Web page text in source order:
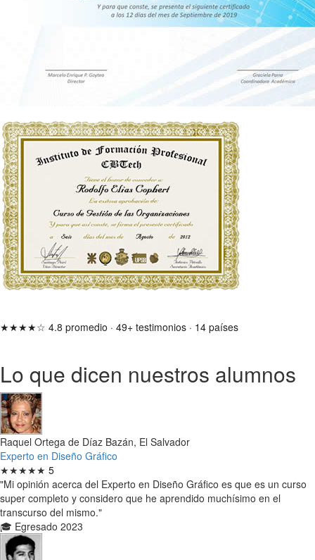
★★★★☆ 4.8 promedio · 49+ testimonios · 14 países
Lo que dicen nuestros alumnos
Raquel Ortega de Díaz Bazán, El Salvador
Experto en Diseño Gráfico
★★★★★ 5
"Mi opinión acerca del Experto en Diseño Gráfico es que es un curso
super completo y considero que he aprendido muchísimo en el
transcurso del mismo."
🎓 Egresado 2023